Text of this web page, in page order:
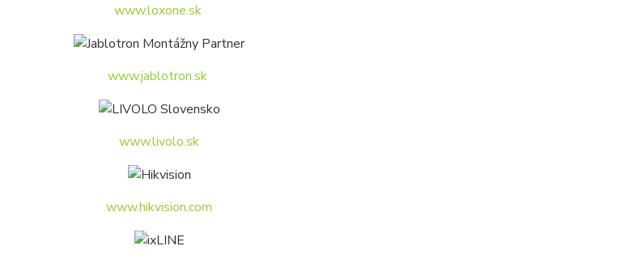
www.loxone.sk
www.jablotron.sk
www.livolo.sk
www.hikvision.com